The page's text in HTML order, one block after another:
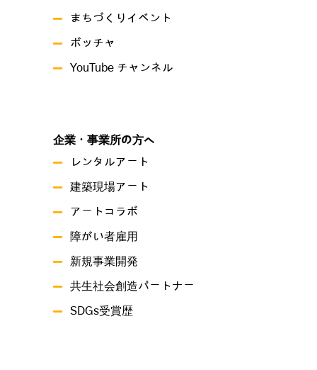
まちづくりイベント
ボッチャ
YouTube チャンネル
企業・事業所の方へ
レンタルアート
建築現場アート
アートコラボ
障がい者雇用
新規事業開発
共生社会創造パートナー
SDGs受賞歴